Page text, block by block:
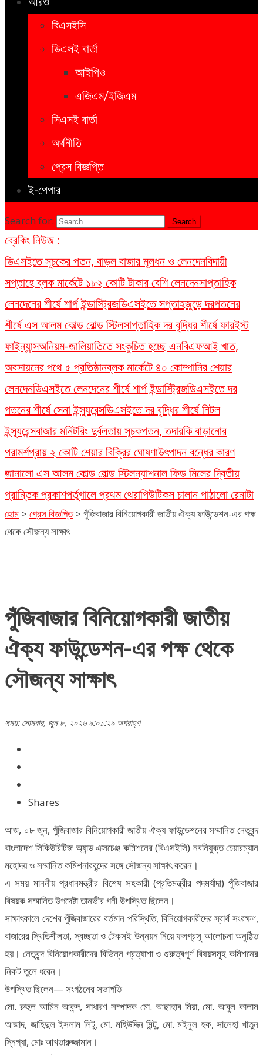
বিএসইসি
ডিএসই বার্তা
আইপিও
এজিএম/ইজিএম
সিএসই বার্তা
অর্থনীতি
প্রেস বিজ্ঞপ্তি
ই-পেপার
Search for:
ব্রেকিং নিউজ :
ডিএসইতে সূচকের পতন, বাড়ল বাজার মূলধন ও লেনদেনবিদায়ী
সপ্তাহে ব্লক মার্কেটে ১৮২ কোটি টাকার বেশি লেনদেনসাপ্তাহিক
লেনদেনের শীর্ষে শার্প ইন্ডাস্ট্রিজডিএসইতে সপ্তাহজুড়ে দরপতনের
শীর্ষে এস আলম কোল্ড রোল্ড স্টিলসাপ্তাহিক দর বৃদ্ধির শীর্ষে ফারইস্ট
ফাইন্যান্সঅনিয়ম-জালিয়াতিতে সংকুচিত হচ্ছে এনবিএফআই খাত,
অবসায়নের পথে ৫ প্রতিষ্ঠানব্লক মার্কেটে ৪০ কোম্পানির শেয়ার
লেনদেনডিএসইতে লেনদেনের শীর্ষে শার্প ইন্ডাস্ট্রিজডিএসইতে দর
পতনের শীর্ষে সেনা ইন্স্যুরেন্সডিএসইতে দর বৃদ্ধির শীর্ষে নিটল
ইন্স্যুরেন্সবাজার মনিটরিং দুর্বলতায় সূচকপতন, তদারকি বাড়ানোর
পরামর্শপ্রায় ২ কোটি শেয়ার বিক্রির ঘোষণাউৎপাদন বন্ধের কারণ
জানালো এস আলম কোল্ড রোল্ড স্টিলন্যাশনাল ফিড মিলের দ্বিতীয়
প্রান্তিক প্রকাশপর্তুগালে প্রথম থেরাপিউটিকস চালান পাঠালো রেনাটা
হোম > প্রেস বিজ্ঞপ্তি > পুঁজিবাজার বিনিয়োগকারী জাতীয় ঐক্য ফাউন্ডেশন-এর পক্ষ
থেকে সৌজন্য সাক্ষাৎ
পুঁজিবাজার বিনিয়োগকারী জাতীয়
ঐক্য ফাউন্ডেশন-এর পক্ষ থেকে
সৌজন্য সাক্ষাৎ
সময়: সোমবার, জুন ৮, ২০২৬ ৯:০১:২৯ অপরাহ্ণ
Shares
আজ, ০৮ জুন, পুঁজিবাজার বিনিয়োগকারী জাতীয় ঐক্য ফাউন্ডেশনের সম্মানিত নেতৃবৃন্দ
বাংলাদেশ সিকিউরিটিজ অ্যান্ড এক্সচেঞ্জ কমিশনের (বিএসইসি) নবনিযুক্ত চেয়ারম্যান
মহোদয় ও সম্মানিত কমিশনারবৃন্দের সঙ্গে সৌজন্য সাক্ষাৎ করেন।
এ সময় মাননীয় প্রধানমন্ত্রীর বিশেষ সহকারী (প্রতিমন্ত্রীর পদমর্যাদা) পুঁজিবাজার
বিষয়ক সম্মানিত উপদেষ্টা তানভীর গনী উপস্থিত ছিলেন।
সাক্ষাৎকালে দেশের পুঁজিবাজারের বর্তমান পরিস্থিতি, বিনিয়োগকারীদের স্বার্থ সংরক্ষণ,
বাজারের স্থিতিশীলতা, স্বচ্ছতা ও টেকসই উন্নয়ন নিয়ে ফলপ্রসূ আলোচনা অনুষ্ঠিত
হয়। নেতৃবৃন্দ বিনিয়োগকারীদের বিভিন্ন প্রত্যাশা ও গুরুত্বপূর্ণ বিষয়সমূহ কমিশনের
নিকট তুলে ধরেন।
উপস্থিত ছিলেন— সংগঠনের সভাপতি
মো. রুহুল আমিন আকন্দ, সাধারণ সম্পাদক মো. আছাহাব মিয়া, মো. আবুল কালাম
আজাদ, জাহিদুল ইসলাম লিটু, মো. মহিউদ্দিন মিন্টু, মো. মইনুল হক, সালেহা খাতুন
স্নিগ্ধা, মোঃ আখতারুজ্জামান।